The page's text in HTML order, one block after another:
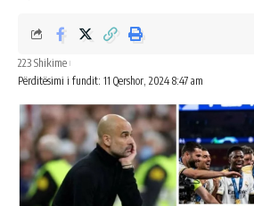
Përditësimi i fundit: 11 Qershor, 2024 8:47 am
223 Shikime